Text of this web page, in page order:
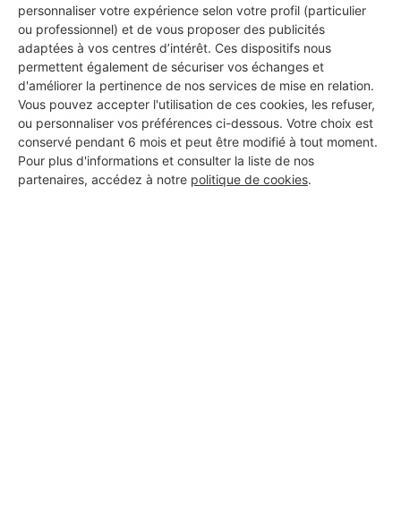
personnaliser votre expérience selon votre profil (particulier
ou professionnel) et de vous proposer des publicités
adaptées à vos centres d’intérêt. Ces dispositifs nous
permettent également de sécuriser vos échanges et
d'améliorer la pertinence de nos services de mise en relation.
Vous pouvez accepter l'utilisation de ces cookies, les refuser,
ou personnaliser vos préférences ci-dessous. Votre choix est
conservé pendant 6 mois et peut être modifié à tout moment.
Pour plus d'informations et consulter la liste de nos
partenaires, accédez à notre politique de cookies.
DEMANDER UN DEVIS